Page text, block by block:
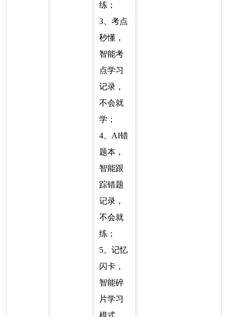
练；
3、考点
秒懂，
智能考
点学习
记录，
不会就
学；
4、AI错
题本，
智能跟
踪错题
记录，
不会就
练；
5、记忆
闪卡，
智能碎
片学习